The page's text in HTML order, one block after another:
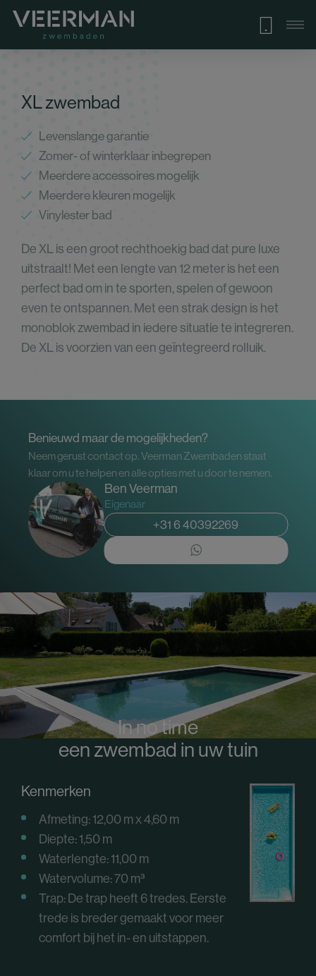
XL zwembad
Levenslange garantie
Zomer- of winterklaar inbegrepen
Meerdere accessoires mogelijk
Meerdere kleuren mogelijk
Vinylester bad
De XL is een groot rechthoekig bad dat pure luxe
uitstraalt! Met een lengte van 12 meter is het een
perfect bad om in te sporten, spelen of gewoon
even te ontspannen. Met een strak design is het
monoblok zwembad in iedere situatie te integreren.
De XL is voorzien van een geïntegreerd rolluik.
Benieuwd maar de mogelijkheden?
Neem gerust contact op. Veerman Zwembaden staat
klaar om u te helpen en alle opties met u door te nemen.
Ben Veerman
Eigenaar
+31 6 40392269
In no time
een zwembad in uw tuin
Kenmerken
Afmeting: 12,00 m x 4,60 m
Diepte: 1,50 m
Waterlengte: 11,00 m
Watervolume: 70 m³
Trap: De trap heeft 6 tredes. Eerste
trede is breder gemaakt voor meer
comfort bij het in- en uitstappen.